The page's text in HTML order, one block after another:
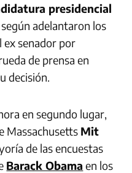
presidencial
según adelantaron los
ex senador por
de prensa en
decisión.
en segundo lugar,
Massachusetts Mit
de las encuestas
Barack Obama en los